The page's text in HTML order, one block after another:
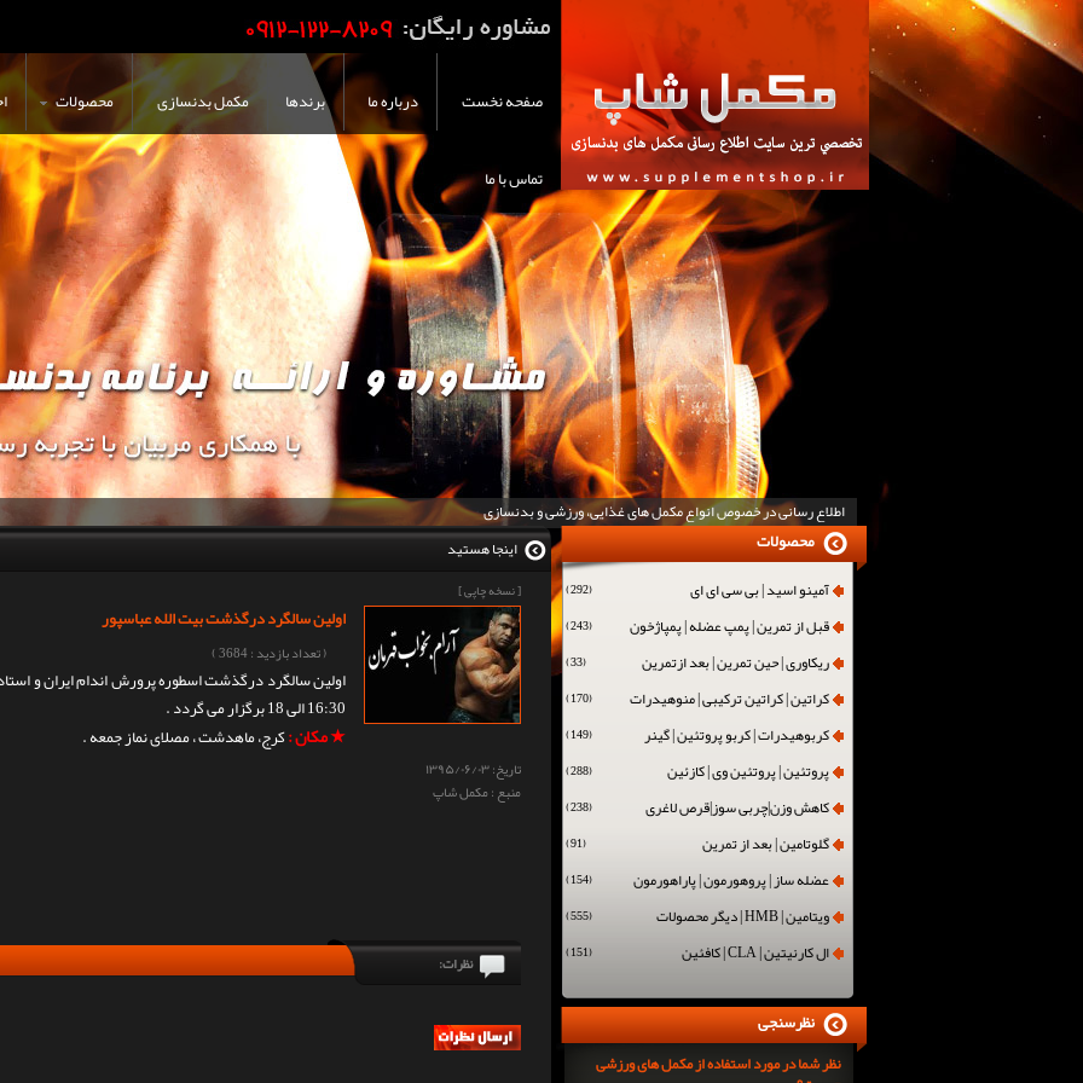
صفحه نخست درباره ما برندها مکمل بدنسازی محصولات
تماس با ما
اطلاع رسانی در خصوص انواع مکمل های غذایی، ورزشی و بدنسازی
اینجا هستید
[ نسخه چاپی ]
اولین سالگرد درگذشت بیت الله عباسپور
( تعداد بازدید : 3684 )
16:30 الی 18 برگزار می گردد .
★ مکان :کرج، ماهدشت ، مصلای نماز جمعه .
تاریخ:۱۳۹۵/۰۶/۰۳
منبع : مکمل شاپ
نظرات:
آمینو اسید | بی سی ای ای (292)
قبل از تمرین | پمپ عضله | پمپاژخون (243)
ریکاوری | حین تمرین | بعد ازتمرین (33)
کراتین | کراتین ترکیبی | منوهیدرات (170)
کربوهیدرات | کربو پروتئین | گینر (149)
پروتئین | پروتئین وی | کازئین (288)
کاهش وزن|چربی سوز|قرص لاغری (238)
گلوتامین | بعد از تمرین (91)
عضله ساز | پروهورمون | پاراهورمون (154)
ویتامین | HMB | دیگر محصولات (555)
ال کارنیتین | CLA | کافئین (151)
محصولات
نظر شما در مورد استفاده از مکمل های ورزشی
نظرسنجی